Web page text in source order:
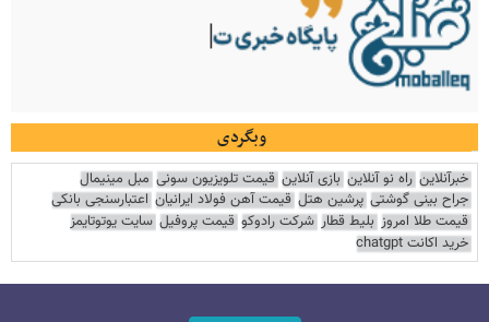
وبگردی
خبرآنلاین راه نو آنلاین بازی آنلاین قیمت تلویزیون سونی مبل مینیمال
جراح بینی گوشتی پرشین هتل قیمت آهن فولاد ایرانیان اعتبارسنجی بانکی
قیمت طلا امروز بلیط قطار شرکت رادوکو قیمت پروفیل سایت یوتوتایمز
خرید اکانت chatgpt